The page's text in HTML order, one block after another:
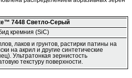
7448 Светло-Серый
кремния (SiC)
лаков и грунтов, растирки патины на
на акрил и другие синтетические
Ультратонкая зернистость
текстуру поверхности.